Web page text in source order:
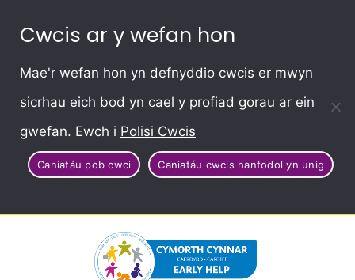
Cwcis ar y wefan hon
Mae'r wefan hon yn defnyddio cwcis er mwyn
sicrhau eich bod yn cael y profiad gorau ar ein
gwefan. Ewch i Polisi Cwcis
Caniatáu pob cwci Caniatáu cwcis hanfodol yn unig